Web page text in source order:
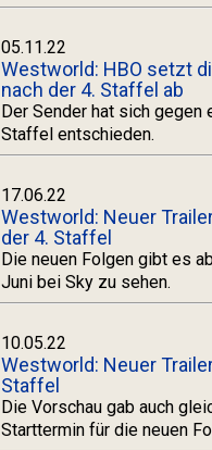
05.11.22
Westworld: HBO setzt
nach der 4. Staffel ab
Der Sender hat sich gegen
Staffel entschieden.
17.06.22
Westworld: Neuer
der 4. Staffel
Die neuen Folgen gibt es
Juni bei Sky zu sehen.
10.05.22
Westworld: Neuer
Staffel
Die Vorschau gab auch
Starttermin für die neuen